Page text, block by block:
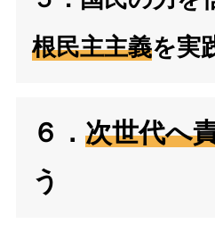
根民主主義を実
６． 次世代へ
う